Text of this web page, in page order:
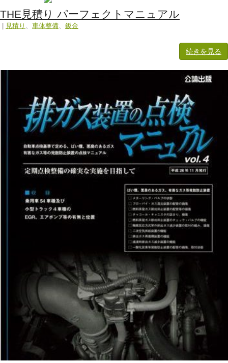
THE見積り パーフェクトマニュアル
見積り 、 車体整備、 鈑金
続きを見る